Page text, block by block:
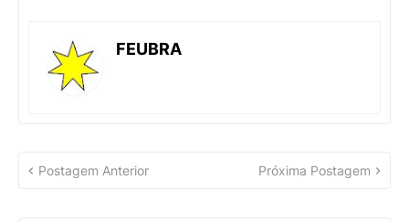
FEUBRA
Postagem Anterior Próxima Postagem